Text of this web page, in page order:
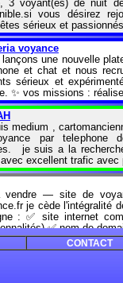
3 voyant(es) de nuit
vous désirez
sérieux et
voyance
lançons une nouvelle
et chat et nous
sérieux et
✨ vos missions :
medium ,
par telephone
je suis a la
excellent trafic avec
— site de
je cède l'intégralité
: ✅ site internet
✅ nom de
CONTACT